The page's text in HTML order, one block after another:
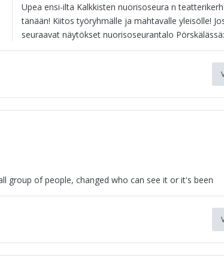
Upea ensi-ilta Kalkkisten nuorisoseura n
tänään! Kiitos työryhmälle ja mahtavalle yleisölle!
seuraavat näytökset nuorisoseurantalo
group of people, changed who can see it or it's been